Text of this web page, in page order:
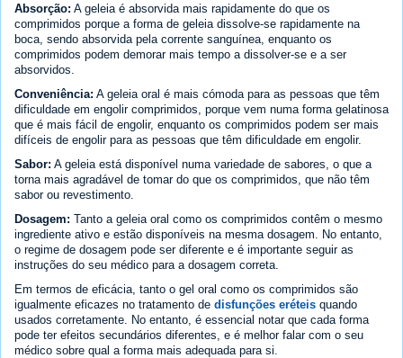
Absorção: A geleia é absorvida mais rapidamente do que os
comprimidos porque a forma de geleia dissolve-se rapidamente na
boca, sendo absorvida pela corrente sanguínea, enquanto os
comprimidos podem demorar mais tempo a dissolver-se e a ser
absorvidos.
Conveniência: A geleia oral é mais cómoda para as pessoas que têm
dificuldade em engolir comprimidos, porque vem numa forma gelatinosa
que é mais fácil de engolir, enquanto os comprimidos podem ser mais
difíceis de engolir para as pessoas que têm dificuldade em engolir.
Sabor: A geleia está disponível numa variedade de sabores, o que a
torna mais agradável de tomar do que os comprimidos, que não têm
sabor ou revestimento.
Dosagem: Tanto a geleia oral como os comprimidos contêm o mesmo
ingrediente ativo e estão disponíveis na mesma dosagem. No entanto,
o regime de dosagem pode ser diferente e é importante seguir as
instruções do seu médico para a dosagem correta.
Em termos de eficácia, tanto o gel oral como os comprimidos são
igualmente eficazes no tratamento de disfunções eréteis quando
usados corretamente. No entanto, é essencial notar que cada forma
pode ter efeitos secundários diferentes, e é melhor falar com o seu
médico sobre qual a forma mais adequada para si.